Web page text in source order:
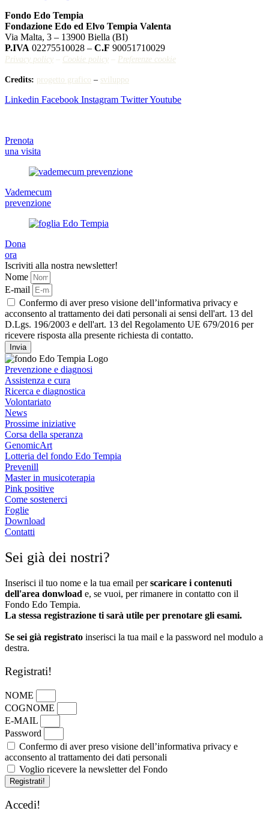
Fondo Edo Tempia
Fondazione Edo ed Elvo Tempia Valenta
Via Malta, 3 – 13900 Biella (BI)
P.IVA 02275510028 – C.F 90051710029
Privacy policy – Cookie policy – Preferenze cookie
Credits: progetto grafico – sviluppo
Linkedin Facebook Instagram TwitterYoutube
Prenota
una visita
Vademecum
prevenzione
Dona
ora
Iscriviti alla nostra newsletter!
Nome
E-mail
Confermo di aver preso visione dell’informativa privacy e
acconsento al trattamento dei dati personali ai sensi dell'art. 13 del
D.Lgs. 196/2003 e dell'art. 13 del Regolamento UE 679/2016 per
ricevere risposta alla presente richiesta di contatto.
Invia
Prevenzione e diagnosi
Assistenza e cura
Ricerca e diagnostica
Volontariato
News
Prossime iniziative
Corsa della speranza
GenomicArt
Lotteria del fondo Edo Tempia
Prevenill
Master in musicoterapia
Pink positive
Come sostenerci
Foglie
Download
Contatti
Sei già dei nostri?
Inserisci il tuo nome e la tua email perscaricare i contenuti
dell'area donwload e, se vuoi, per rimanere in contatto con il
Fondo Edo Tempia.
La stessa registrazione ti sarà utile per prenotare gli esami.
Se sei già registrato inserisci la tua mail e la password nel modulo a
destra.
Registrati!
NOME
COGNOME
E-MAIL
Password
Confermo di aver preso visione dell’informativa privacy e
acconsento al trattamento dei dati personali
Voglio ricevere la newsletter del Fondo
Registrati!
Accedi!